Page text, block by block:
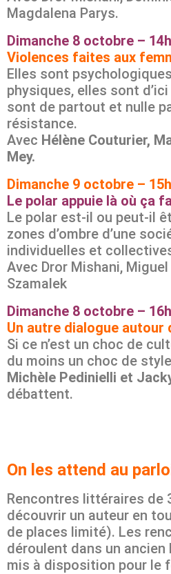
Magdalena Parys.
Dimanche 8 octobre –
Violences faites aux
Elles sont
physiques, elles sont
sont de partout et nulle
résistance.
Avec Hélène Couturier,
Mey.
Dimanche 9 octobre –
Le polar appuie là où ça
Le polar est-il ou peut-il
zones d’ombre d’une
individuelles et
Avec Dror Mishani,
Szamalek
Dimanche 8 octobre –
Un autre dialogue autour
Si ce n’est un choc de
du moins un choc de
Michèle Pedinielli et
débattent.
On les attend au
Rencontres littéraires de
découvrir un auteur en
de places limité). Les
déroulent dans un ancien
mis à disposition pour le